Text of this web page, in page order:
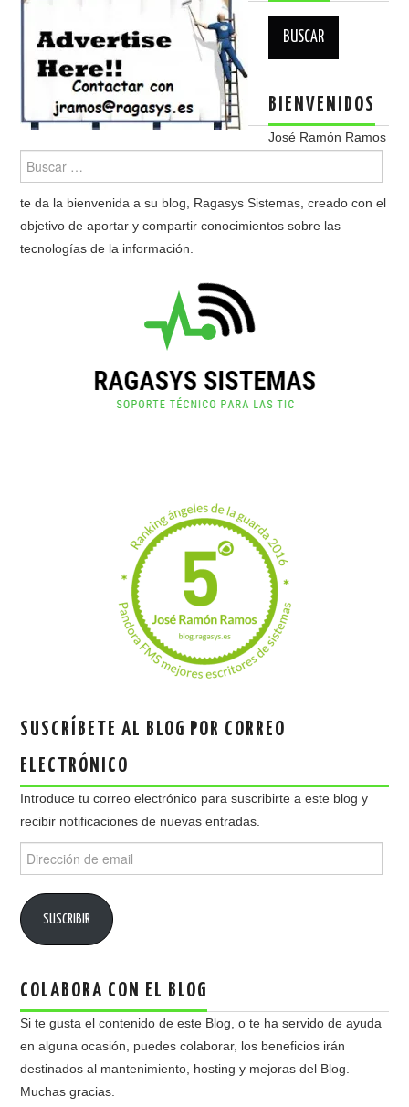
BIENVENIDOS
José Ramón Ramos
te da la bienvenida a su blog, Ragasys Sistemas, creado con el
objetivo de aportar y compartir conocimientos sobre las
tecnologías de la información.
SUSCRÍBETE AL BLOG POR CORREO
ELECTRÓNICO
Introduce tu correo electrónico para suscribirte a este blog y
recibir notificaciones de nuevas entradas.
de
SUSCRIBIR
COLABORA CON EL BLOG
Si te gusta el contenido de este Blog, o te ha servido de ayuda
en alguna ocasión, puedes colaborar, los beneficios irán
destinados al mantenimiento, hosting y mejoras del Blog.
Muchas gracias.